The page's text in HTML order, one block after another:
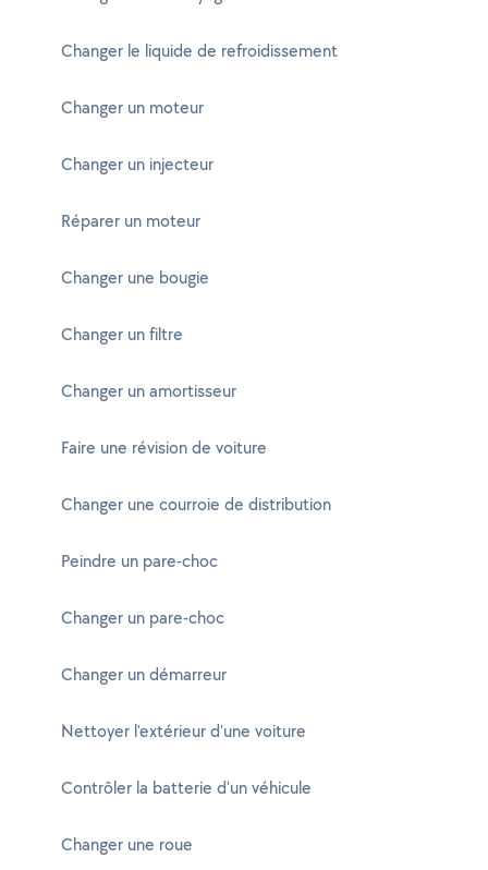
Changer le liquide de refroidissement
Changer un moteur
Changer un injecteur
Réparer un moteur
Changer une bougie
Changer un filtre
Changer un amortisseur
Faire une révision de voiture
Changer une courroie de distribution
Peindre un pare-choc
Changer un pare-choc
Changer un démarreur
Nettoyer l'extérieur d'une voiture
Contrôler la batterie d'un véhicule
Changer une roue